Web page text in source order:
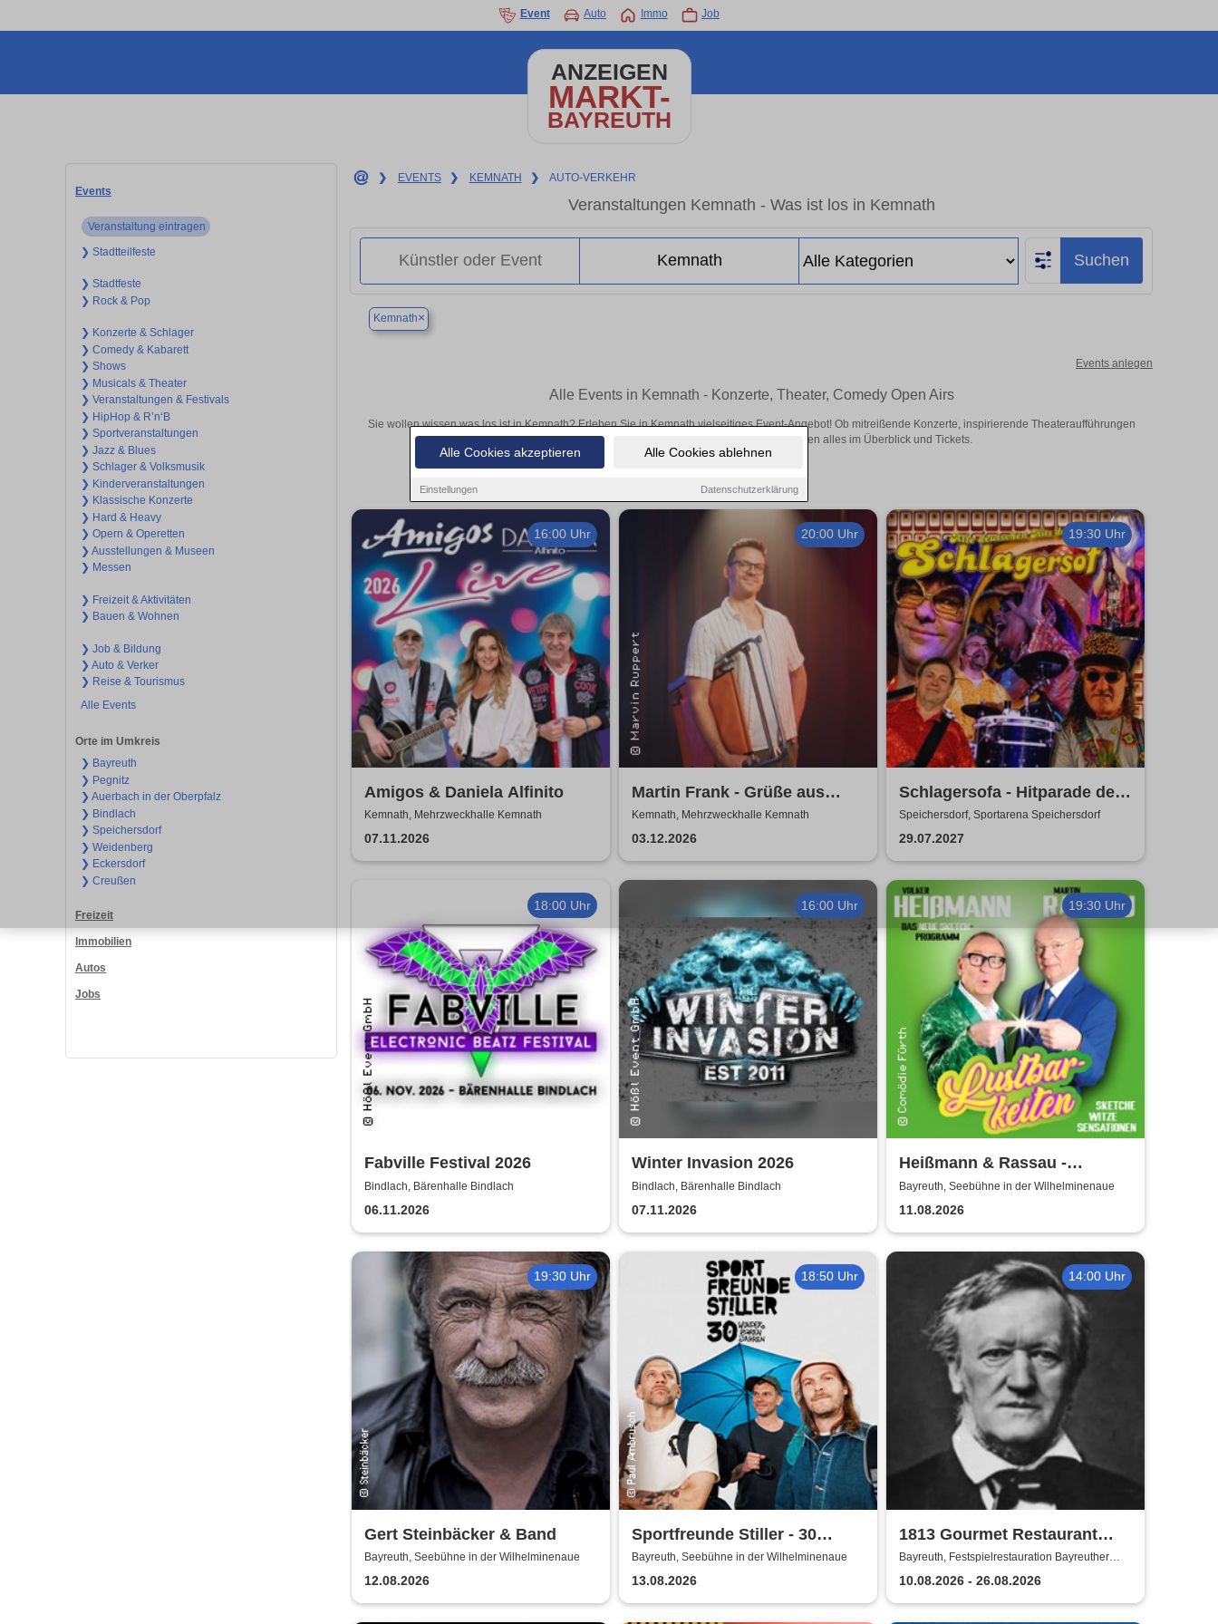
Alle Cookies akzeptieren Alle Cookies ablehnen
Einstellungen Datenschutzerklärung
Event Auto Immo Job
ANZEIGEN
MARKT-
BAYREUTH
Events
Veranstaltung eintragen
❯ Stadtteilfeste
❯ Stadtfeste
❯ Rock & Pop
❯ Konzerte & Schlager
❯ Comedy & Kabarett
❯ Shows
❯ Musicals & Theater
❯ Veranstaltungen & Festivals
❯ HipHop & R’n‘B
❯ Sportveranstaltungen
❯ Jazz & Blues
❯ Schlager & Volksmusik
❯ Kinderveranstaltungen
❯ Klassische Konzerte
❯ Hard & Heavy
❯ Opern & Operetten
❯ Ausstellungen & Museen
❯ Messen
❯ Freizeit & Aktivitäten
❯ Bauen & Wohnen
❯ Job & Bildung
❯ Auto & Verker
❯ Reise & Tourismus
Alle Events
Orte im Umkreis
❯ Bayreuth
❯ Pegnitz
❯ Auerbach in der Oberpfalz
❯ Bindlach
❯ Speichersdorf
❯ Weidenberg
❯ Eckersdorf
❯ Creußen
Freizeit
Immobilien
Autos
Jobs
❯ EVENTS ❯ KEMNATH ❯ AUTO-VERKEHR
Veranstaltungen Kemnath - Was ist los in Kemnath
Suchen
Kemnath×
Events anlegen
Alle Events in Kemnath - Konzerte, Theater, Comedy Open Airs
Sie wollen wissen was los ist in Kemnath? Erleben Sie in Kemnath vielseitiges Event-Angebot! Ob mitreißende Konzerte, inspirierende Theateraufführungen
oder aufregende Veranstaltungen in Kemnath – hier finden alles im Überblick und Tickets.
16:00 Uhr
Amigos & Daniela Alfinito
Kemnath, Mehrzweckhalle Kemnath
07.11.2026
20:00 Uhr
Martin Frank - Grüße aus
Allegro Süd
Kemnath, Mehrzweckhalle Kemnath
03.12.2026
19:30 Uhr
Schlagersofa - Hitparade der
Herzen
Speichersdorf, Sportarena Speichersdorf
29.07.2027
18:00 Uhr
Fabville Festival 2026
Bindlach, Bärenhalle Bindlach
06.11.2026
16:00 Uhr
Winter Invasion 2026
Bindlach, Bärenhalle Bindlach
07.11.2026
19:30 Uhr
Heißmann & Rassau -
Lustbarkeiten
Bayreuth, Seebühne in der Wilhelminenaue
11.08.2026
19:30 Uhr
Gert Steinbäcker & Band
Bayreuth, Seebühne in der Wilhelminenaue
12.08.2026
18:50 Uhr
Sportfreunde Stiller - 30
wunderbaren Jahren
Bayreuth, Seebühne in der Wilhelminenaue
13.08.2026
14:00 Uhr
1813 Gourmet Restaurant
2026
Bayreuth, Festspielrestauration Bayreuther
Festspiele
10.08.2026 - 26.08.2026